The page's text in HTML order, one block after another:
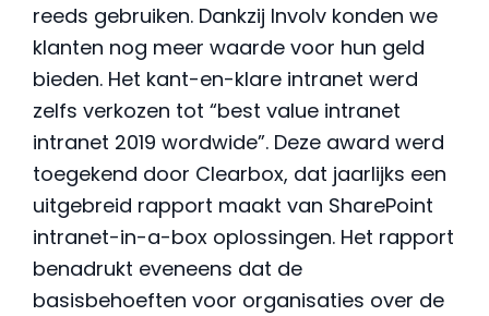
reeds gebruiken. Dankzij Involv konden we
klanten nog meer waarde voor hun geld
bieden. Het kant-en-klare intranet werd
zelfs verkozen tot “best value intranet
intranet 2019 wordwide”. Deze award werd
toegekend door Clearbox, dat jaarlijks een
uitgebreid rapport maakt van SharePoint
intranet-in-a-box oplossingen. Het rapport
benadrukt eveneens dat de
basisbehoeften voor organisaties over de